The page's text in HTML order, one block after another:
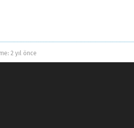
2 yıl önce